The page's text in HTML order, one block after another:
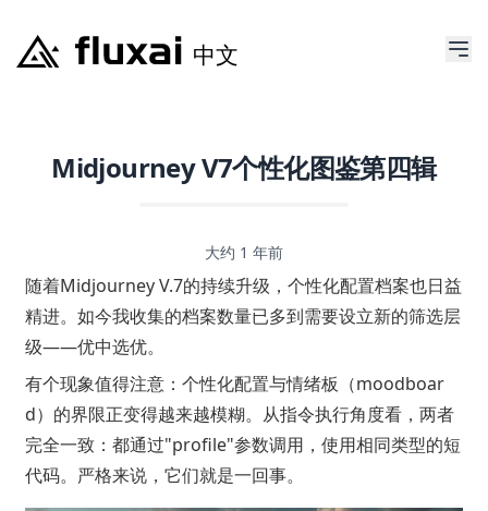
Midjourney V7个性化图鉴第四辑
大约 1 年前
随着Midjourney V.7的持续升级，个性化配置档案也日益
精进。如今我收集的档案数量已多到需要设立新的筛选层
级——优中选优。
有个现象值得注意：个性化配置与情绪板（moodboar
d）的界限正变得越来越模糊。从指令执行角度看，两者
完全一致：都通过"profile"参数调用，使用相同类型的短
代码。严格来说，它们就是一回事。